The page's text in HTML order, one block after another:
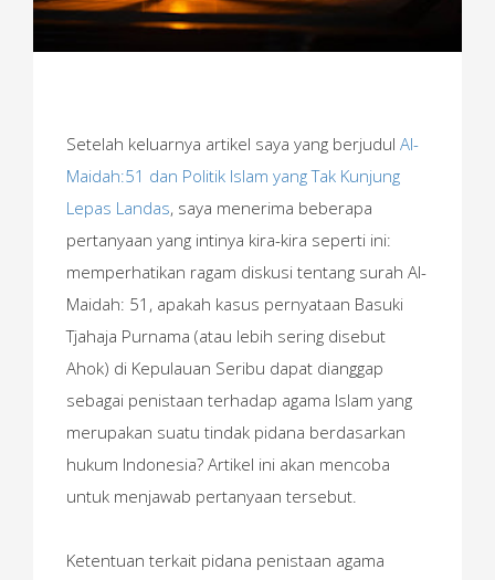
Setelah keluarnya artikel saya yang berjudul Al-
Maidah:51 dan Politik Islam yang Tak Kunjung
Lepas Landas, saya menerima beberapa
pertanyaan yang intinya kira-kira seperti ini:
memperhatikan ragam diskusi tentang surah Al-
Maidah: 51, apakah kasus pernyataan Basuki
Tjahaja Purnama (atau lebih sering disebut
Ahok) di Kepulauan Seribu dapat dianggap
sebagai penistaan terhadap agama Islam yang
merupakan suatu tindak pidana berdasarkan
hukum Indonesia? Artikel ini akan mencoba
untuk menjawab pertanyaan tersebut.
Ketentuan terkait pidana penistaan agama